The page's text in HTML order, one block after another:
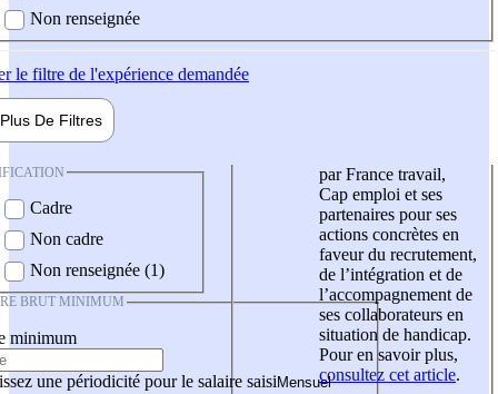
Non renseignée
le filtre de l'expérience demandée
Plus De Filtres
Cadre
Non cadre
Non renseignée (1)
BRUT MINIMUM
minimum
une périodicité pour le salaire saisi
par France travail,
Cap emploi et ses
partenaires pour ses
actions concrètes en
faveur du recrutement,
de l’intégration et de
l’accompagnement de
ses collaborateurs en
situation de handicap.
Pour en savoir plus,
consultez cet article.